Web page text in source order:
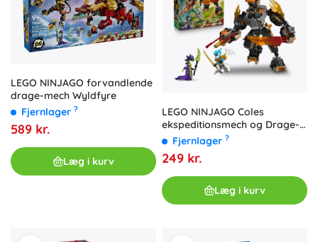
LEGO NINJAGO forvandlende
drage-mech Wyldfyre
Fjernlager ?
589 kr.
Læg i kurv
LEGO NINJAGO Coles
ekspeditionsmech og Drage-
ZaneFjernlager ?
249 kr.
Læg i kurv